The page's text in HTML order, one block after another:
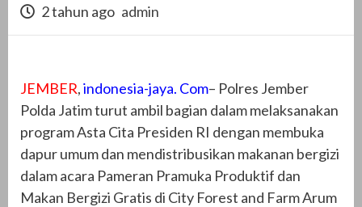
2 tahun ago admin
JEMBER,indonesia-jaya. Com– Polres Jember
Polda Jatim turut ambil bagian dalam melaksanakan
program Asta Cita Presiden RI dengan membuka
dapur umum dan mendistribusikan makanan bergizi
dalam acara Pameran Pramuka Produktif dan
Makan Bergizi Gratis di City Forest and Farm Arum